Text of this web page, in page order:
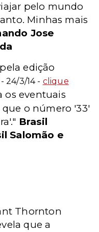
pelo mundo
Minhas mais
Jose
edição
- 24/3/14 - clique
os eventuais
o número '33'
Brasil
Salomão e
Thornton
que a